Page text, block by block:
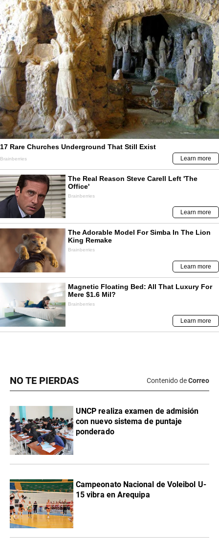
NO TE PIERDAS Contenido deCorreo
UNCP realiza examen de admisión
con nuevo sistema de puntaje
ponderado
Campeonato Nacional de Voleibol U-
15 vibra en Arequipa